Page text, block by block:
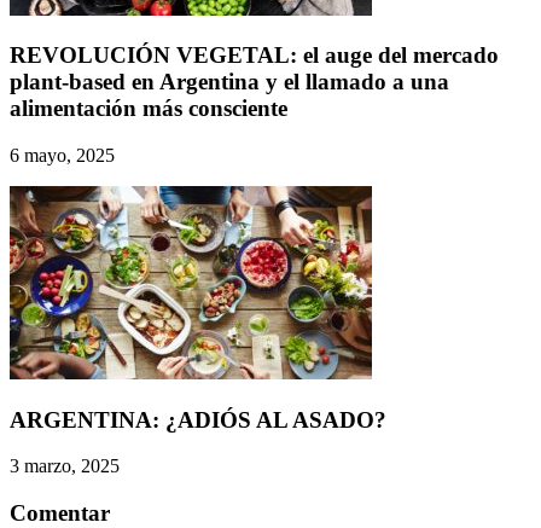
REVOLUCIÓN VEGETAL: el auge del mercado
plant-based en Argentina y el llamado a una
alimentación más consciente
6 mayo, 2025
ARGENTINA: ¿ADIÓS AL ASADO?
3 marzo, 2025
Comentar